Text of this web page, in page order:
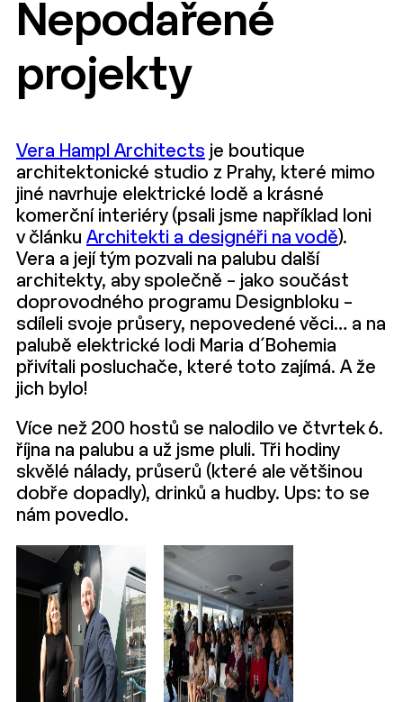
Nepodařené
projekty
Vera Hampl Architects je boutique
architektonické studio z Prahy, které mimo
jiné navrhuje elektrické lodě a krásné
komerční interiéry (psali jsme například loni
v článku Architekti a designéři na vodě).
Vera a její tým pozvali na palubu další
architekty, aby společně – jako součást
doprovodného programu Designbloku –
sdíleli svoje průsery, nepovedené věci… a na
palubě elektrické lodi Maria d´Bohemia
přivítali posluchače, které toto zajímá. A že
jich bylo!
Více než 200 hostů se nalodilo ve čtvrtek 6.
října na palubu a už jsme pluli. Tři hodiny
skvělé nálady, průserů (které ale většinou
dobře dopadly), drinků a hudby. Ups: to se
nám povedlo.